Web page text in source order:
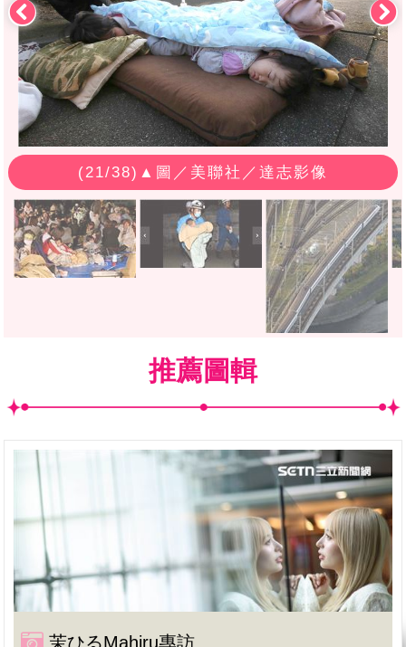
(21/38)▲圖／美聯社／達志影像
推薦圖輯
茉ひるMahiru專訪